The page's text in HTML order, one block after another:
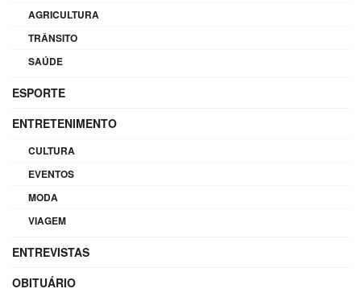
AGRICULTURA
TRÂNSITO
SAÚDE
ESPORTE
ENTRETENIMENTO
CULTURA
EVENTOS
MODA
VIAGEM
ENTREVISTAS
OBITUÁRIO